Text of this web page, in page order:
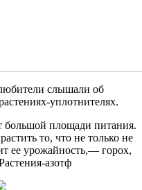
слышали об
уплот­нителях.
боль­шой площади питания.
то, что не только не
ее урожайность,— горох,
азотф